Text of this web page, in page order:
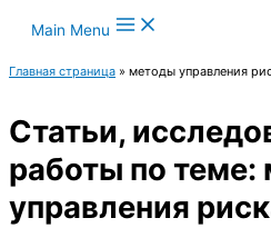
Main Menu
Главная страница » методы управления
Статьи,
работы по теме:
управления